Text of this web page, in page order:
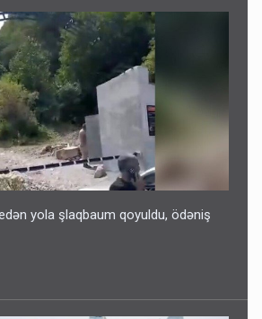
yola şlaqbaum qoyuldu, ödəniş